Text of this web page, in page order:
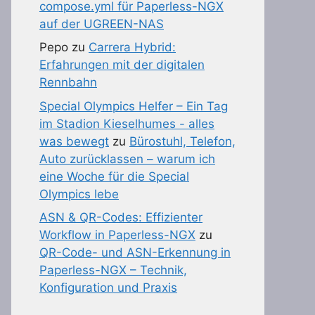
compose.yml für Paperless-NGX
auf der UGREEN-NAS
Pepo zu Carrera Hybrid:
Erfahrungen mit der digitalen
Rennbahn
Special Olympics Helfer – Ein Tag
im Stadion Kieselhumes - alles
was bewegt zu Bürostuhl, Telefon,
Auto zurücklassen – warum ich
eine Woche für die Special
Olympics lebe
ASN & QR-Codes: Effizienter
Workflow in Paperless-NGX zu
QR-Code- und ASN-Erkennung in
Paperless-NGX – Technik,
Konfiguration und Praxis